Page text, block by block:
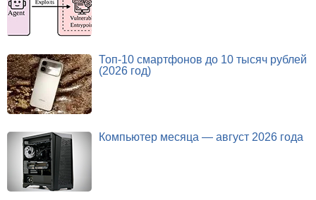
Топ-10 смартфонов до 10 тысяч рублей
(2026 год)
Компьютер месяца — август 2026 года